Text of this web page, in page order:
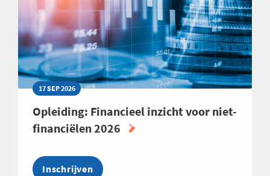
17 SEP 2026
Opleiding: Financieel inzicht voor niet-
financiëlen 2026
Inschrijven